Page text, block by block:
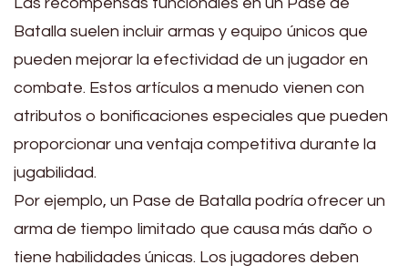
Batalla suelen incluir armas y equipo únicos que
pueden mejorar la efectividad de un jugador en
combate. Estos artículos a menudo vienen con
atributos o bonificaciones especiales que pueden
proporcionar una ventaja competitiva durante la
jugabilidad.
Por ejemplo, un Pase de Batalla podría ofrecer un
arma de tiempo limitado que causa más daño o
tiene habilidades únicas. Los jugadores deben